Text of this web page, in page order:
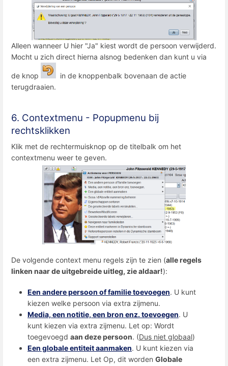
Alleen wanneer U hier "Ja" kiest wordt de persoon verwijderd.
Mocht u zich direct hierna alsnog bedenken dan kunt u via
de knop
in de knoppenbalk bovenaan de actie
terugdraaien.
6. Contextmenu - Popupmenu bij
rechtsklikken
Klik met de rechtermuisknop op de titelbalk om het
contextmenu weer te geven.
De volgende context menu regels zijn te zien (alle regels
linken naar de uitgebreide uitleg, zie aldaar!):
Een andere persoon of familie toevoegen. U kunt
kiezen welke persoon via extra zijmenu.
Media, een notitie, een bron enz. toevoegen. U
kunt kiezen via extra zijmenu. Let op: Wordt
toegevoegd aan deze persoon. (Dus niet globaal)
Een globale entiteit aanmaken. U kunt kiezen via
een extra zijmenu. Let Op, dit worden Globale